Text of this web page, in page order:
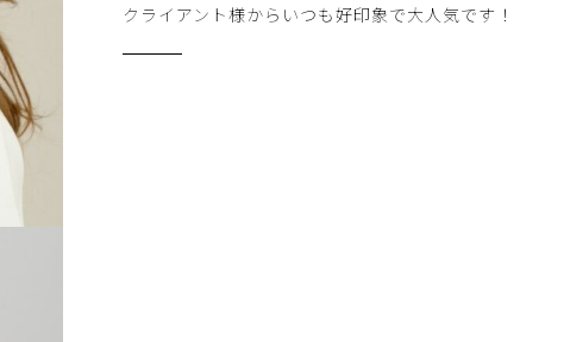
クライアント様からいつも好印象で大人気です！